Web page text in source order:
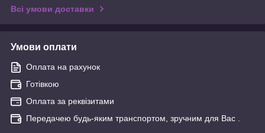
Всі умови доставки
Умови оплати
Оплата на рахунок
Готівкою
Оплата за реквізитами
Передачею будь-яким транспортом, зручним для Вас .